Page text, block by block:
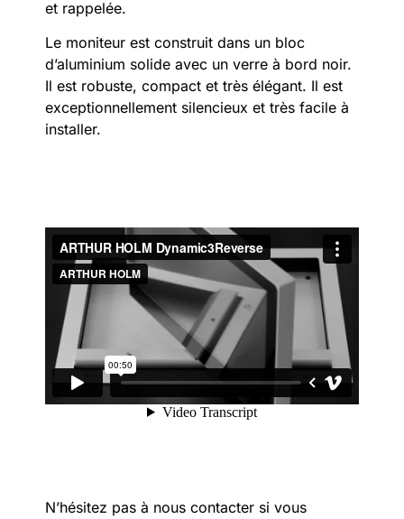
et rappelée.
Le moniteur est construit dans un bloc
d’aluminium solide avec un verre à bord noir.
Il est robuste, compact et très élégant. Il est
exceptionnellement silencieux et très facile à
installer.
N’hésitez pas à nous contacter si vous